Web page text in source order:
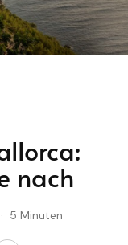
nach
5 Minuten